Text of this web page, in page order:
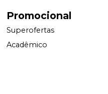
Promocional
Superofertas
Acadêmico